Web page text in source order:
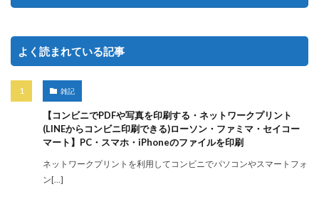
よく読まれている記事
雑記
【コンビニでPDFや写真を印刷する・ネットワークプリント
(LINEからコンビニ印刷できる)ローソン・ファミマ・セイコー
マート】PC・スマホ・iPhoneのファイルを印刷
ネットワークプリントを利用してコンビニでパソコンやスマートフォ
ン[…]